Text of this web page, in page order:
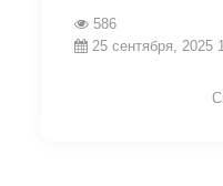
586
25 сентября, 2025